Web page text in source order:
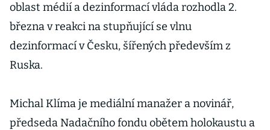
oblast médií a dezinformací vláda rozhodla 2.
března v reakci na stupňující se vlnu
dezinformací v Česku, šířených především z
Ruska.
Michal Klíma je mediální manažer a novinář,
předseda Nadačního fondu obětem holokaustu a